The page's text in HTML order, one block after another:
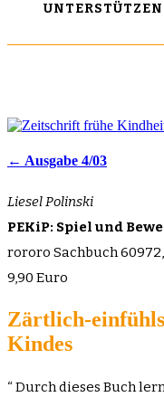
UNTERSTÜTZEN
← Ausgabe 4/03
Liesel Polinski
PEKiP: Spiel und
rororo Sachbuch
9,90 Euro
Zärtlich-
Kindes
“ Durch dieses Buch